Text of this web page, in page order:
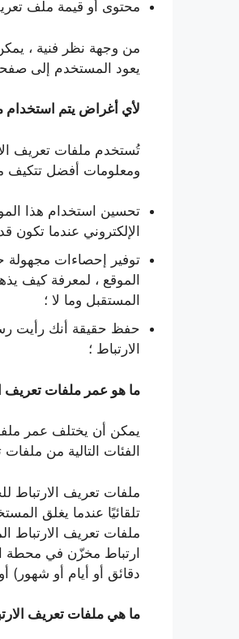
محتوى أو قيمة ملف
من وجهة نظر فنية ،
يعود المستخدم إلى
لأي أغراض يتم استخدام
تُستخدم ملفات تعريف
ومعلومات أفضل تتكيف
تحسين استخدام هذا
الإلكتروني عندما تكون
توفير إحصاءات مجهولة
الموقع ، لمعرفة كيف
المستقبل وما لا ؛
حفظ حقيقة أنك رأيت
الارتباط ؛
ما هو عمر ملفات تعريف
يمكن أن يختلف عمر
الفئات التالية من
ملفات تعريف الارتباط
تلقائيًا عندما يغلق
ملفات تعريف الارتباط
ارتباط مخزّن في محطة
دقائق أو أيام أو
ما هي ملفات تعريف